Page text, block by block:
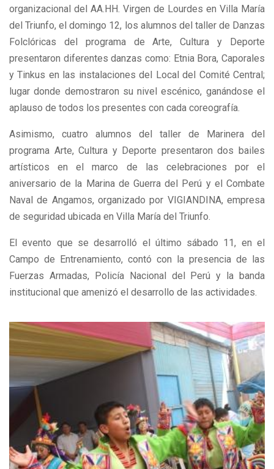
organizacional del AA.HH. Virgen de Lourdes en Villa María
del Triunfo, el domingo 12, los alumnos del taller de Danzas
Folclóricas del programa de Arte, Cultura y Deporte
presentaron diferentes danzas como: Etnia Bora, Caporales
y Tinkus en las instalaciones del Local del Comité Central;
lugar donde demostraron su nivel escénico, ganándose el
aplauso de todos los presentes con cada coreografía.
Asimismo, cuatro alumnos del taller de Marinera del
programa Arte, Cultura y Deporte presentaron dos bailes
artísticos en el marco de las celebraciones por el
aniversario de la Marina de Guerra del Perú y el Combate
Naval de Angamos, organizado por VIGIANDINA, empresa
de seguridad ubicada en Villa María del Triunfo.
El evento que se desarrolló el último sábado 11, en el
Campo de Entrenamiento, contó con la presencia de las
Fuerzas Armadas, Policía Nacional del Perú y la banda
institucional que amenizó el desarrollo de las actividades.